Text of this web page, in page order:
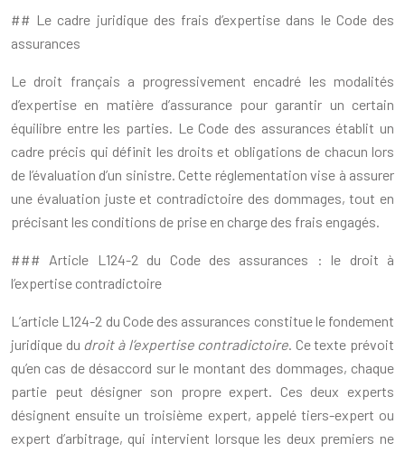
## Le cadre juridique des frais d’expertise dans le Code des
assurances
Le droit français a progressivement encadré les modalités
d’expertise en matière d’assurance pour garantir un certain
équilibre entre les parties. Le Code des assurances établit un
cadre précis qui définit les droits et obligations de chacun lors
de l’évaluation d’un sinistre. Cette réglementation vise à assurer
une évaluation juste et contradictoire des dommages, tout en
précisant les conditions de prise en charge des frais engagés.
### Article L124-2 du Code des assurances : le droit à
l’expertise contradictoire
L’article L124-2 du Code des assurances constitue le fondement
juridique du droit à l’expertise contradictoire. Ce texte prévoit
qu’en cas de désaccord sur le montant des dommages, chaque
partie peut désigner son propre expert. Ces deux experts
désignent ensuite un troisième expert, appelé tiers-expert ou
expert d’arbitrage, qui intervient lorsque les deux premiers ne